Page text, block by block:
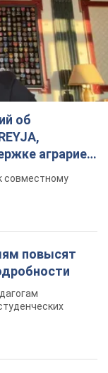
повысят
на
ракет